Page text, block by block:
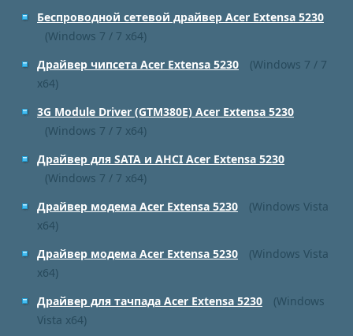
Беспроводной сетевой драйвер Acer Extensa 5230
(Windows 7 / 7 x64)
Драйвер чипсета Acer Extensa 5230
(Windows 7 / 7
x64)
3G Module Driver (GTM380E) Acer Extensa 5230
(Windows 7 / 7 x64)
Драйвер для SATA и AHCI Acer Extensa 5230
(Windows 7 / 7 x64)
Драйвер модема Acer Extensa 5230
(Windows Vista
x64)
Драйвер модема Acer Extensa 5230
(Windows Vista
x64)
Драйвер для тачпада Acer Extensa 5230
(Windows
Vista x64)